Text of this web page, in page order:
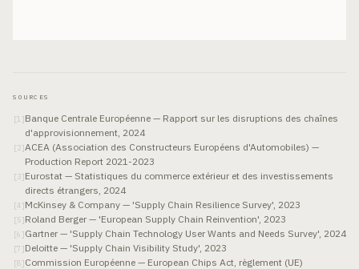
SOURCES
[1 ]Banque Centrale Européenne — Rapport sur les disruptions des chaînes
d'approvisionnement, 2024
[2]ACEA (Association des Constructeurs Européens d'Automobiles) —
Production Report 2021-2023
[ 3]Eurostat — Statistiques du commerce extérieur et des investissements
directs étrangers, 2024
[4 ]McKinsey & Company — 'Supply Chain Resilience Survey', 2023
[5]Roland Berger — 'European Supply Chain Reinvention', 2023
[6 ]Gartner — 'Supply Chain Technology User Wants and Needs Survey', 2024
[7 ]Deloitte — 'Supply Chain Visibility Study', 2023
[8]Commission Européenne — European Chips Act, règlement (UE)